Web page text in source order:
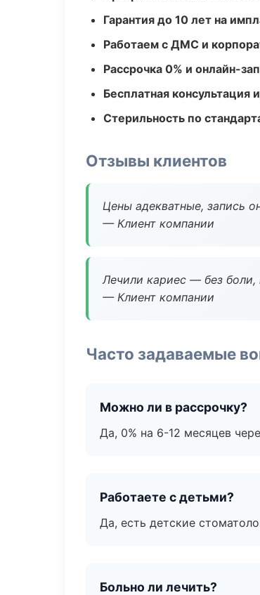
Гарантия до 10 лет на
Работаем с ДМС и
Рассрочка 0% и онлайн-
Бесплатная консультация
Стерильность по
Отзывы клиентов
Цены адекватные, запись
— Клиент компании
Лечили кариес — без боли,
— Клиент компании
Часто задаваемые
Можно ли в рассрочку?
Да, 0% на 6-12 месяцев
Работаете с детьми?
Да, есть детские
Больно ли лечить?